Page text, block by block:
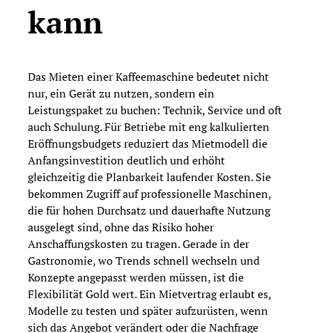
kann
Das Mieten einer Kaffeemaschine bedeutet nicht
nur, ein Gerät zu nutzen, sondern ein
Leistungspaket zu buchen: Technik, Service und oft
auch Schulung. Für Betriebe mit eng kalkulierten
Eröffnungsbudgets reduziert das Mietmodell die
Anfangsinvestition deutlich und erhöht
gleichzeitig die Planbarkeit laufender Kosten. Sie
bekommen Zugriff auf professionelle Maschinen,
die für hohen Durchsatz und dauerhafte Nutzung
ausgelegt sind, ohne das Risiko hoher
Anschaffungskosten zu tragen. Gerade in der
Gastronomie, wo Trends schnell wechseln und
Konzepte angepasst werden müssen, ist die
Flexibilität Gold wert. Ein Mietvertrag erlaubt es,
Modelle zu testen und später aufzurüsten, wenn
sich das Angebot verändert oder die Nachfrage